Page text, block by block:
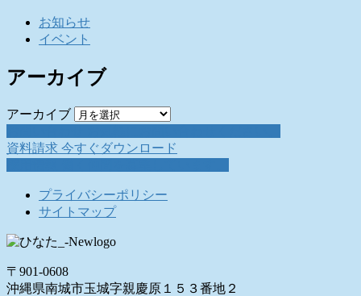
お知らせ
イベント
アーカイブ
アーカイブ
資料請求 今すぐダウンロード
プライバシーポリシー
サイトマップ
〒901-0608
沖縄県南城市玉城字親慶原１５３番地２